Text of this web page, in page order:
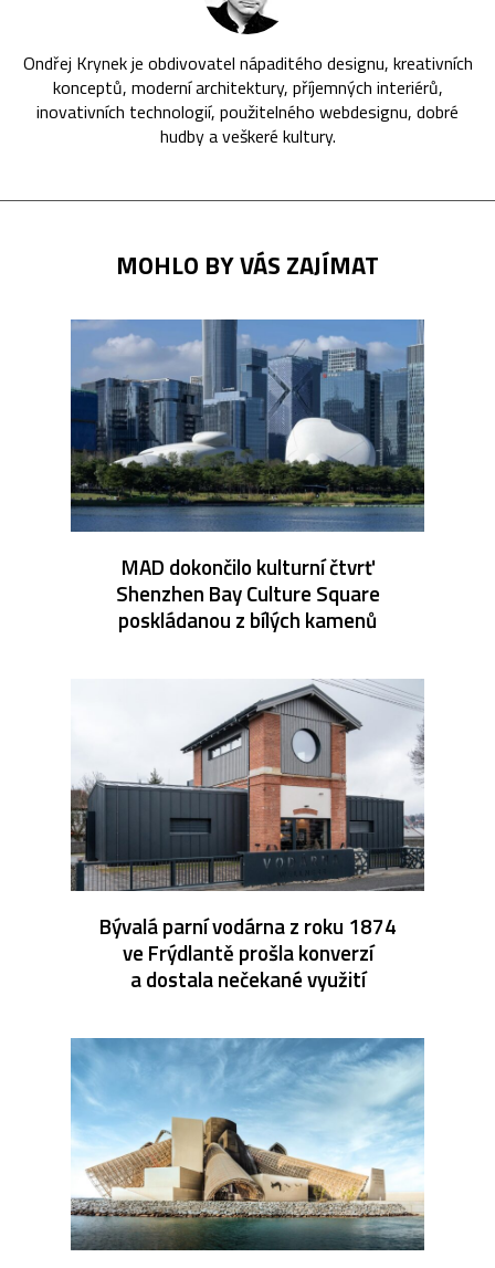
Ondřej Krynek je obdivovatel nápaditého designu, kreativních
konceptů, moderní architektury, příjemných interiérů,
inovativních technologií, použitelného webdesignu, dobré
hudby a veškeré kultury.
MOHLO BY VÁS ZAJÍMAT
MAD dokončilo kulturní čtvrť
Shenzhen Bay Culture Square
poskládanou z bílých kamenů
Bývalá parní vodárna z roku 1874
ve Frýdlantě prošla konverzí
a dostala nečekané využití